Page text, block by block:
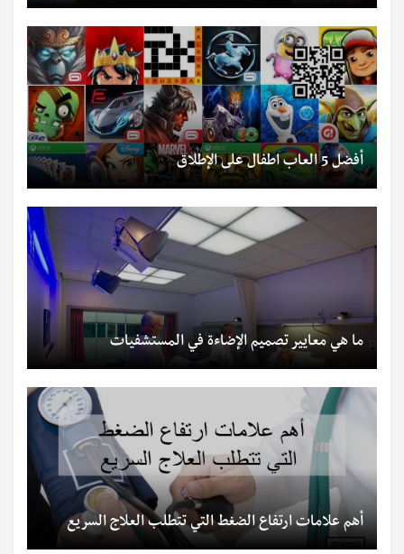
أفضل 5 العاب اطفال على الإطلاق
ما هي معايير تصميم الإضاءة في المستشفيات
أهم علامات ارتفاع الضغط التي تتطلب العلاج السريع